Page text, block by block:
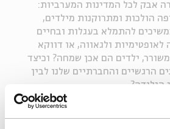
אבק לכל המדינות המערביות:
הולכות ומתרוקנות מילדים,
להתמלא בעגלות ובחיים
ולגאווה, או דווקא
ילדים הם אכן שמחה? וכיצד
הרגשיים והחברתיים שלנו לבין
הילודה?